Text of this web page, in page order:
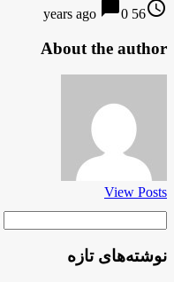
access_time
56 years ago
chat_bubble0
About the author
View Posts
نوشته‌های تازه